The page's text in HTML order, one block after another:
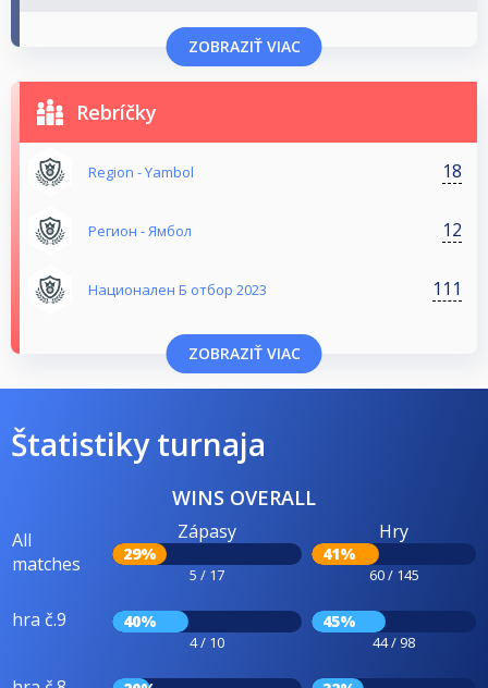
ZOBRAZIŤ VIAC
Rebríčky
Region - Yambol 18
Регион - Ямбол 12
Национален Б отбор 2023 111
ZOBRAZIŤ VIAC
Štatistiky turnaja
WINS OVERALL
All
matches
Zápasy
29%
5 / 17
Hry
41%
60 / 145
hra č.9 40%
4 / 10
45%
44 / 98